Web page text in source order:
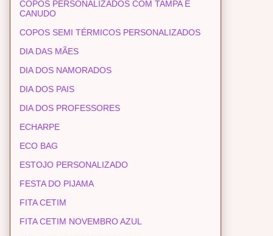
COPOS PERSONALIZADOS COM TAMPA E
CANUDO
COPOS SEMI TÉRMICOS PERSONALIZADOS
DIA DAS MÃES
DIA DOS NAMORADOS
DIA DOS PAIS
DIA DOS PROFESSORES
ECHARPE
ECO BAG
ESTOJO PERSONALIZADO
FESTA DO PIJAMA
FITA CETIM
FITA CETIM NOVEMBRO AZUL